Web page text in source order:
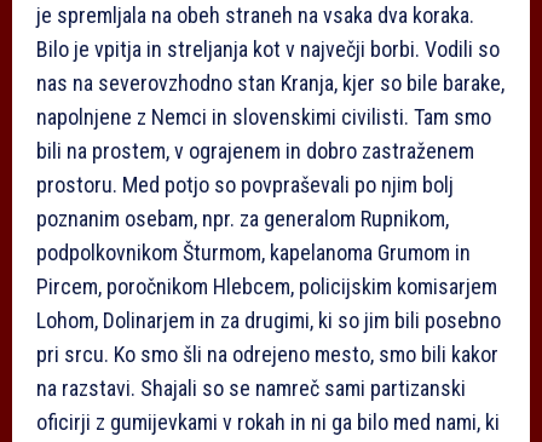
je spremljala na obeh straneh na vsaka dva koraka.
Bilo je vpitja in streljanja kot v največji borbi. Vodili so
nas na severovzhodno stan Kranja, kjer so bile barake,
napolnjene z Nemci in slovenskimi civilisti. Tam smo
bili na prostem, v ograjenem in dobro zastraženem
prostoru. Med potjo so povpraševali po njim bolj
poznanim osebam, npr. za generalom Rupnikom,
podpolkovnikom Šturmom, kapelanoma Grumom in
Pircem, poročnikom Hlebcem, policijskim komisarjem
Lohom, Dolinarjem in za drugimi, ki so jim bili posebno
pri srcu. Ko smo šli na odrejeno mesto, smo bili kakor
na razstavi. Shajali so se namreč sami partizanski
oficirji z gumijevkami v rokah in ni ga bilo med nami, ki